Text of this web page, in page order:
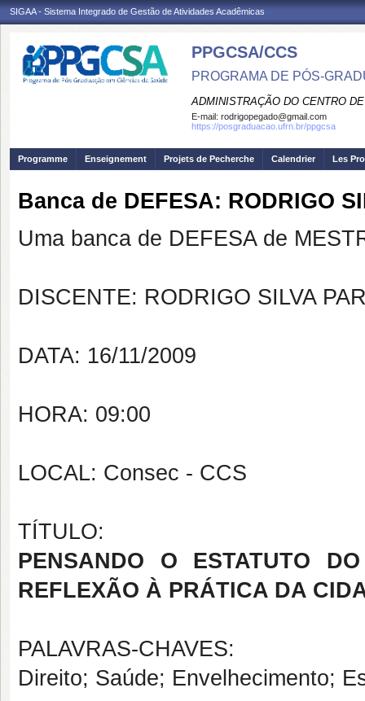
SIGAA - Sistema Integrado de Gestão de Atividades Acadêmicas
PPGCSA/CCS
PROGRAMA DE PÓS-
ADMINISTRAÇÃO DO CENTRO
E-mail: rodrigopegado@gmail.com
https://posgraduacao.ufrn.br/ppgcsa
Programme Enseignement Projets de Pecherche Calendrier Les
Banca de DEFESA: RODRIGO
Uma banca de DEFESA de
DISCENTE: RODRIGO SILVA
DATA: 16/11/2009
HORA: 09:00
LOCAL: Consec - CCS
TÍTULO:
PENSANDO O ESTATUTO
REFLEXÃO À PRÁTICA DA
PALAVRAS-CHAVES:
Direito; Saúde; Envelhecimento;